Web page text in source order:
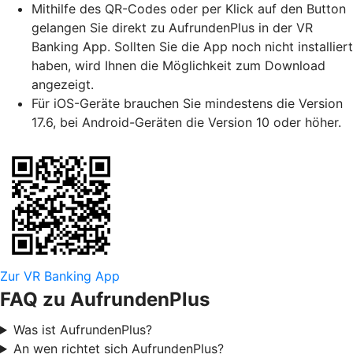
Mithilfe des QR-Codes oder per Klick auf den Button
gelangen Sie direkt zu AufrundenPlus in der VR
Banking App. Sollten Sie die App noch nicht installiert
haben, wird Ihnen die Möglichkeit zum Download
angezeigt.
Für iOS-Geräte brauchen Sie mindestens die Version
17.6, bei Android-Geräten die Version 10 oder höher.
Zur VR Banking App
FAQ zu AufrundenPlus
Was ist AufrundenPlus?
An wen richtet sich AufrundenPlus?